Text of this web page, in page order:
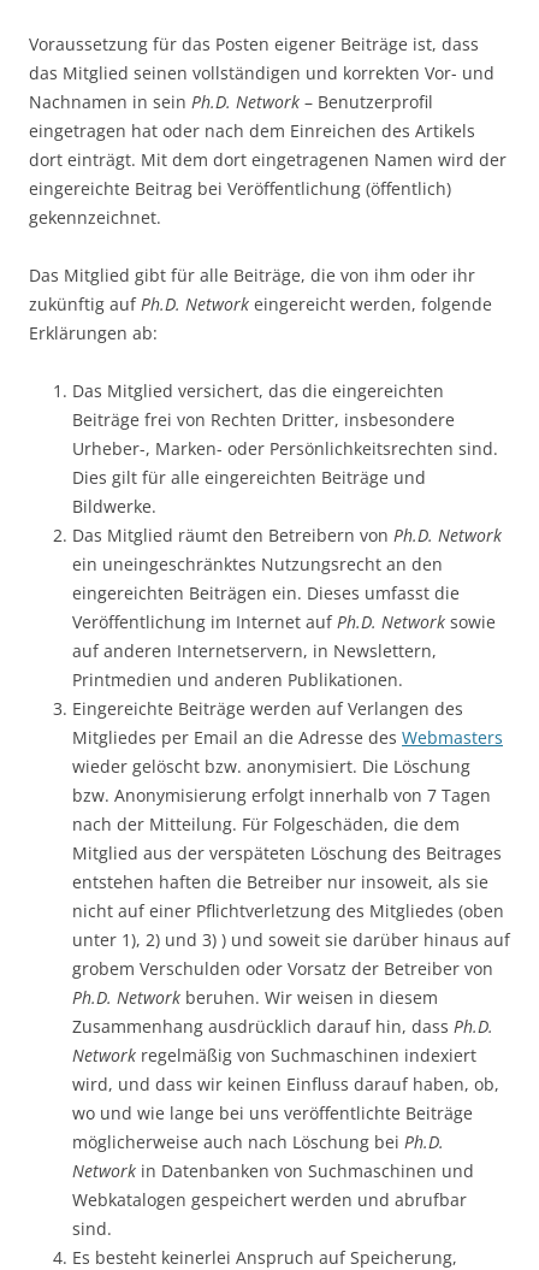
Voraussetzung für das Posten eigener Beiträge ist, dass
das Mitglied seinen vollständigen und korrekten Vor- und
Nachnamen in sein Ph.D. Network – Benutzerprofil
eingetragen hat oder nach dem Einreichen des Artikels
dort einträgt. Mit dem dort eingetragenen Namen wird der
eingereichte Beitrag bei Veröffentlichung (öffentlich)
gekennzeichnet.
Das Mitglied gibt für alle Beiträge, die von ihm oder ihr
zukünftig aufPh.D. Network eingereicht werden, folgende
Erklärungen ab:
Das Mitglied versichert, das die eingereichten
Beiträge frei von Rechten Dritter, insbesondere
Urheber-, Marken- oder Persönlichkeitsrechten sind.
Dies gilt für alle eingereichten Beiträge und
Bildwerke.
Das Mitglied räumt den Betreibern von Ph.D. Network
ein uneingeschränktes Nutzungsrecht an den
eingereichten Beiträgen ein. Dieses umfasst die
Veröffentlichung im Internet aufPh.D. Network sowie
auf anderen Internetservern, in Newslettern,
Printmedien und anderen Publikationen.
Eingereichte Beiträge werden auf Verlangen des
Mitgliedes per Email an die Adresse des Webmasters
wieder gelöscht bzw. anonymisiert. Die Löschung
bzw. Anonymisierung erfolgt innerhalb von 7 Tagen
nach der Mitteilung. Für Folgeschäden, die dem
Mitglied aus der verspäteten Löschung des Beitrages
entstehen haften die Betreiber nur insoweit, als sie
nicht auf einer Pflichtverletzung des Mitgliedes (oben
unter 1), 2) und 3) ) und soweit sie darüber hinaus auf
grobem Verschulden oder Vorsatz der Betreiber von
Ph.D. Network beruhen. Wir weisen in diesem
Zusammenhang ausdrücklich darauf hin, dass Ph.D.
Network regelmäßig von Suchmaschinen indexiert
wird, und dass wir keinen Einfluss darauf haben, ob,
wo und wie lange bei uns veröffentlichte Beiträge
möglicherweise auch nach Löschung bei Ph.D.
Network in Datenbanken von Suchmaschinen und
Webkatalogen gespeichert werden und abrufbar
sind.
Es besteht keinerlei Anspruch auf Speicherung,